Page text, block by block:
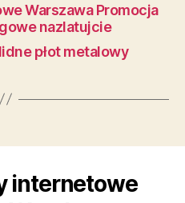
Warszawa Promocja
nazlatujcie
płot metalowy
internetowe